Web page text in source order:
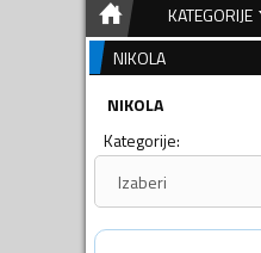
KATEGORIJE
NIKOLA
NIKOLA
Kategorije:
Izaberi